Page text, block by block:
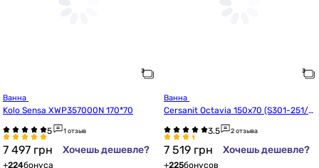
Kolo Sensa XWP357000N 170*70
1 отзыв
7 497 грн Хочешь дешевле?
+224бонуса
Cersanit Octavia 150x70 (S301-251/A
ZBR1002750032)
2 отзыва
7 519 грн Хочешь дешевле?
+225бонусов